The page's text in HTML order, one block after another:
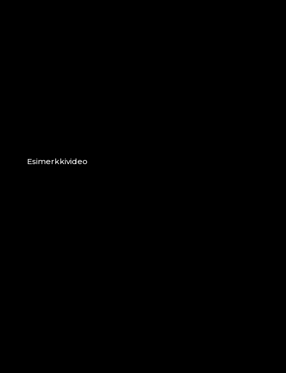
Esimerkkivideo